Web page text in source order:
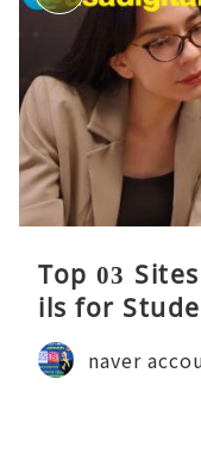
Top 03
ils for
naver